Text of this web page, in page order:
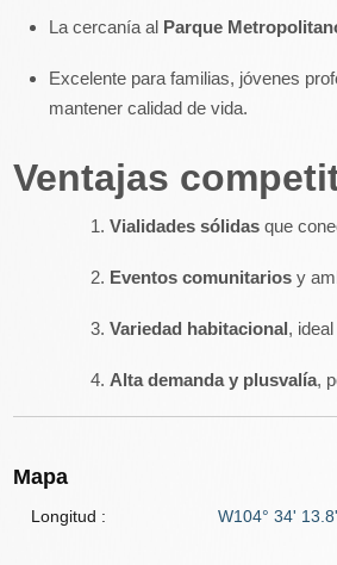
La cercanía al Parque
Excelente para familias, jóvenes
mantener calidad de vida.
Ventajas
Vialidades sólidas que
Eventos comunitarios y
Variedad habitacional,
Alta demanda y plusvalía,
Mapa
Longitud : W104° 34'